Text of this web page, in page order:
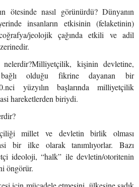
ötesinde nasıl görünürdü? Dünyanın
insanların etkisinin (felaketinin)
jeolojik çağında etkili ve adil
kişinin devletine,
olduğu fikrine dayanan bir
yüzyılın başlarında milliyetçilik
hareketlerden biriydi.
millet ve devletin birlik olması
bir ilke olarak tanımlıyorlar. Bazı
ideoloji, “halk” ile devletin/otoritenin
öngörür.